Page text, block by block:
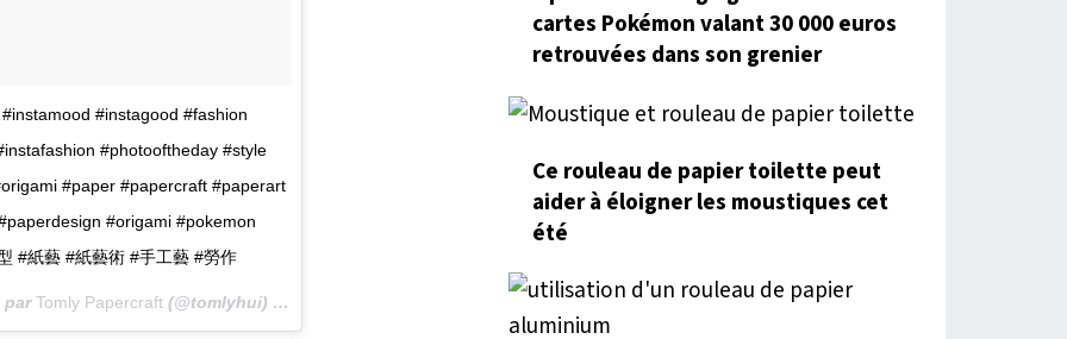
#instagood #fashion
#photooftheday #style
#paper #papercraft #paperart
#origami #pokemon
#紙藝 #紙藝術 #手工藝 #勞作
parTomly Papercraft(@tomlyhui) le
cartes Pokémon valant 30 000 euros
retrouvées dans son grenier
Ce rouleau de papier toilette peut
aider à éloigner les moustiques cet
été